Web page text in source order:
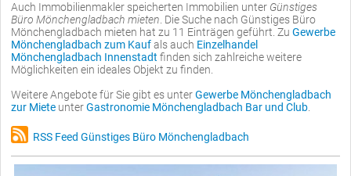
Auch Immobilienmakler speicherten Immobilien unter Günstiges
Büro Mönchengladbach mieten . Die Suche nach Günstiges Büro
Mönchengladbach mieten hat zu 11 Einträgen geführt. Zu Gewerbe
Mönchengladbach zum Kaufals auch Einzelhandel
Mönchengladbach Innenstadt finden sich zahlreiche weitere
Möglichkeiten ein ideales Objekt zu finden.
Weitere Angebote für Sie gibt es unterGewerbe Mönchengladbach
zur Miete unterGastronomie Mönchengladbach Bar und Club
RSS Feed Günstiges Büro Mönchengladbach